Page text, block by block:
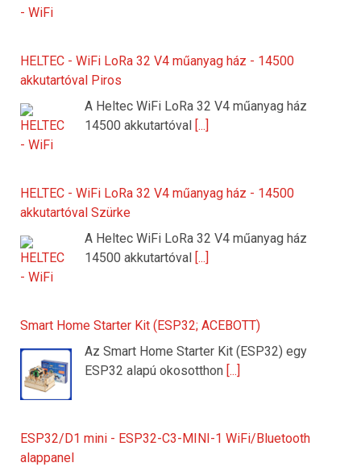
HELTEC - WiFi LoRa 32 V4 műanyag ház - 14500
akkutartóval Piros
A Heltec WiFi LoRa 32 V4 műanyag ház
14500 akkutartóval
[...]
HELTEC - WiFi LoRa 32 V4 műanyag ház - 14500
akkutartóval Szürke
A Heltec WiFi LoRa 32 V4 műanyag ház
14500 akkutartóval
[...]
Smart Home Starter Kit (ESP32; ACEBOTT)
Az Smart Home Starter Kit (ESP32) egy
ESP32 alapú okosotthon [...]
ESP32/D1 mini - ESP32-C3-MINI-1 WiFi/Bluetooth
alappanel